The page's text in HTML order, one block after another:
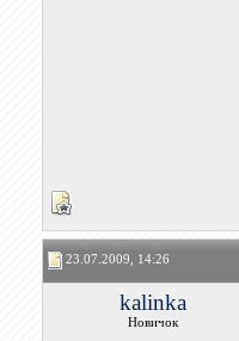
23.07.2009, 14:26
kalinka
Новичок